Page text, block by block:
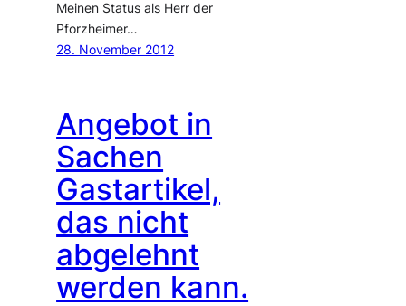
Meinen Status als Herr der
Pforzheimer…
28. November 2012
Angebot in
Sachen
Gastartikel,
das nicht
abgelehnt
werden kann.